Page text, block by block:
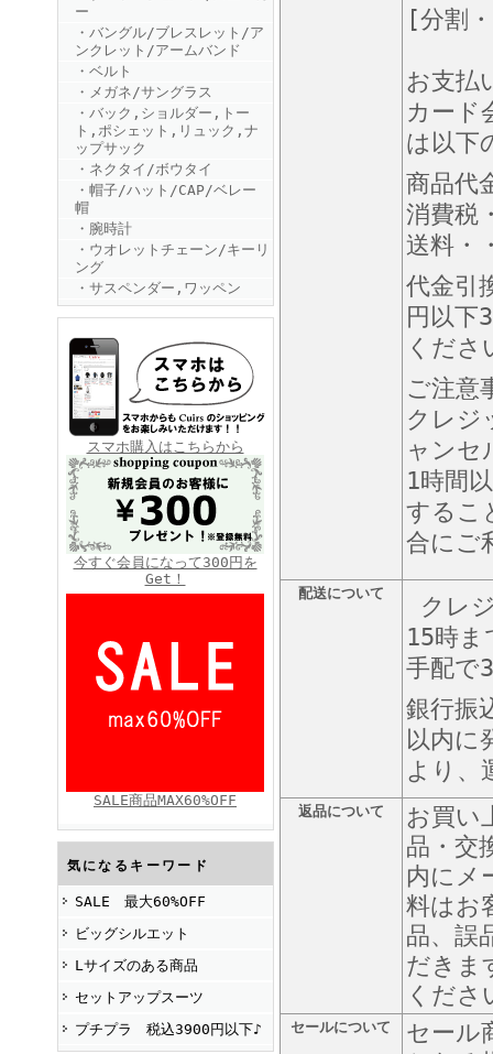
FINEBOYS2025年7月号
FINEBOYS2025年6月号
FINEBOYS2025年5月号
FINEBOYS2025年4月号
ー
・バングル/ブレスレット/ア
ンクレット/アームバンド
・ベルト
・メガネ/サングラス
・バック,ショルダー,トー
ト,ポシェット,リュック,ナ
ップサック
・ネクタイ/ボウタイ
・帽子/ハット/CAP/ベレー
帽
・腕時計
・ウオレットチェーン/キーリ
ング
・サスペンダー,ワッペン
スマホ購入はこちらから
今すぐ会員になって300円を
Get！
SALE商品MAX60%OFF
気になるキーワード
SALE 最大60%OFF
ビッグシルエット
Lサイズのある商品
セットアップスーツ
プチプラ 税込3900円以下♪
[分割
お支払
カード
は以下
商品代
消費税
送料・
代金引
円以下
くださ
ご注意
クレジ
ャンセ
1時間
するこ
合にご
配送について
クレ
15時ま
手配で
銀行振
以内に
より、
返品について
お買い
品・交
内にメ
料はお
品、誤
だきま
くださ
セールについて
セール